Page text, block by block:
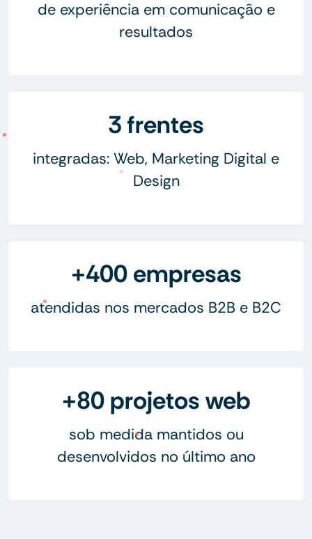
de experiência em comunicação e
resultados
3 frentes
integradas: Web, Marketing Digital e
Design
+400 empresas
atendidas nos mercados B2B e B2C
+80 projetos web
sob medida mantidos ou
desenvolvidos no último ano